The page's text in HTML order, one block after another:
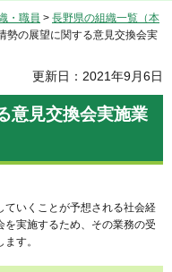
・職員 > 長野県の組織一覧（本
勢の展望に関する意見交換会実
更新日：2021年9月6日
意見交換会実施業
ていくことが予想される社会経
実施するため、その業務の受
す。